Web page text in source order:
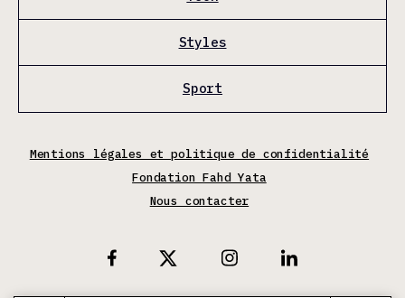
Styles
Sport
Mentions légales et politique de confidentialité
Fondation Fahd Yata
Nous contacter
Facebook
X Instagram Linkedin